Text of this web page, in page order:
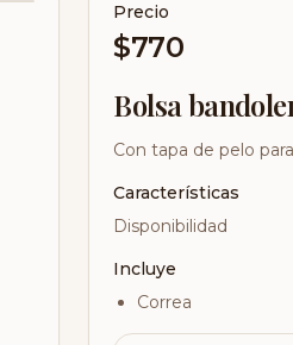
Precio
$770
Bolsa
Con tapa de pelo
Características
Disponibilidad
Incluye
Correa